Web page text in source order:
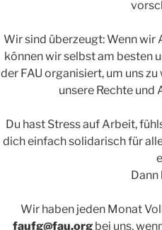
Wir sind überzeugt: Wenn wir
können wir selbst am besten
der FAU organisiert, um uns
unsere Rechte
Du hast Stress auf Arbeit,
dich einfach solidarisch für
Wir haben jeden Monat
faufg@fau.org bei uns,